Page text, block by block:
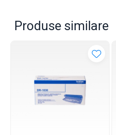
Produse similare